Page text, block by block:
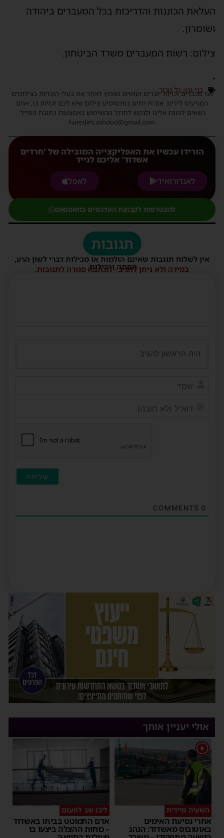
העלאת הכוננות והדריכות בכל המעברים ביהודה
ושומרון.
צילום: רשות המעברים משרד הביטחון.
-
בני גנץ,גל טרור
אנו מכבדים זכויות יוצרים ועושים מאמץ לאתר את בעלי הזכויות בצילומים
המגיעים לידינו. אם זיהיתים בפרסומינו צילום שיש לכם זכויות בו, אתם
רשאים לפנות אלינו ולבקש לחדול מהשימוש באמצעות כתובת המייל:
haredim.ashdod@gmail.com
הורידו עכשיו את האפליקצייה המובילה של 'חרדים
אשדוד' אליכם לנייד
לאנדורואיד
לאפל
להצטרפות לקבוצת העדכונים בוואטסאפ
תגובות
אין לשלוח תגובות שאינם הולמות או מכילות דברי לשון הרע,
הסתה ורכילות.
במידה ולא ניתן להגיב - הכתבה סגורה לתגובות.
0
אולי יעניין אותך
1
השעיה מיידית
אחרי נסיעת האימים
באוטובוס מאשדוד: הנהג
ליבו שב לפעום
אדם התמוטט בביתו באשדוד
– כוחות ההצלה ביצעו בו